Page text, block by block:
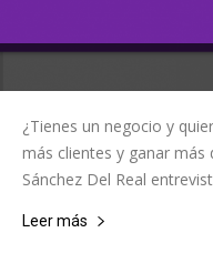
¿Tienes un negocio y
más clientes y ganar más
Sánchez Del Real
Leer más